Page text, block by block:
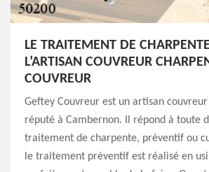
LE TRAITEMENT DE
L’ARTISAN COUVREUR
COUVREUR
Geftey Couvreur est un artisan
réputé à Cambernon. Il répond à toute
traitement de charpente, préventif ou
le traitement préventif est réalisé en